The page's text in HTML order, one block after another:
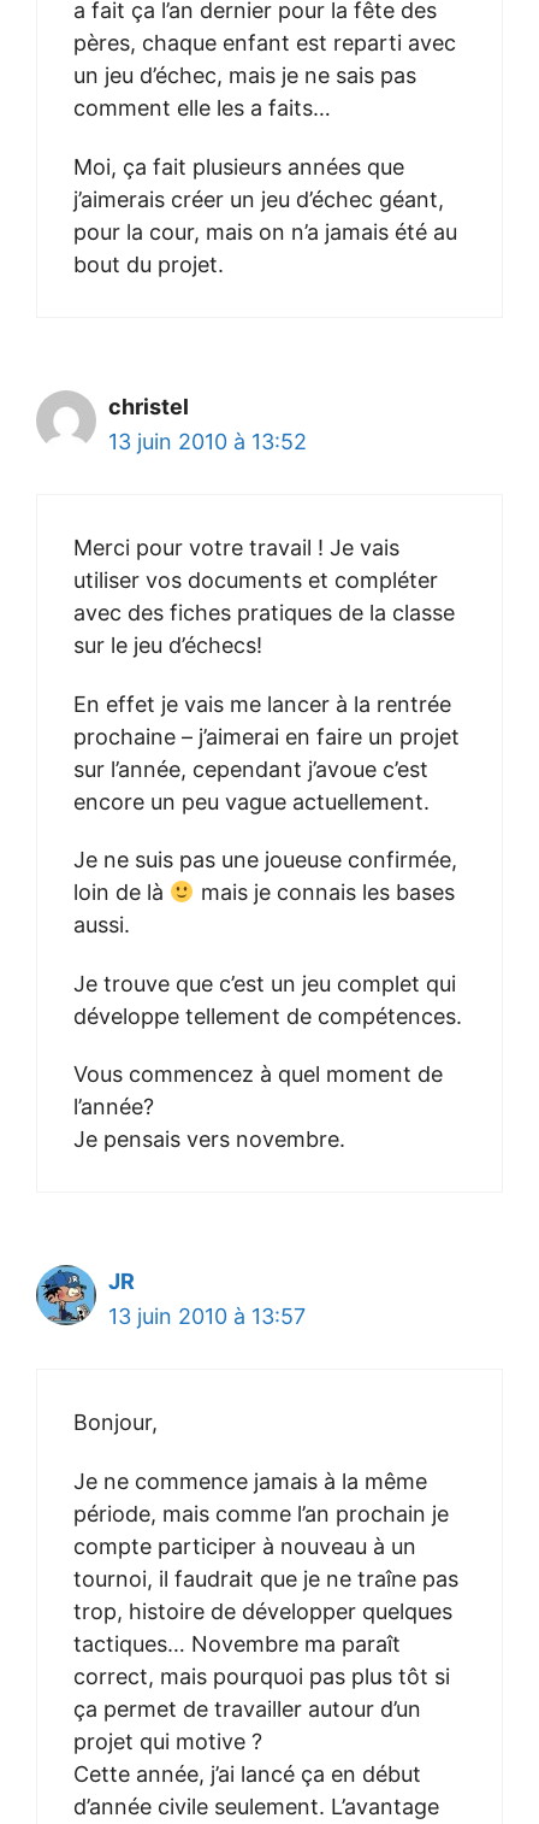
a fait ça l’an dernier pour la fête des
pères, chaque enfant est reparti avec
un jeu d’échec, mais je ne sais pas
comment elle les a faits…
Moi, ça fait plusieurs années que
j’aimerais créer un jeu d’échec géant,
pour la cour, mais on n’a jamais été au
bout du projet.
christel
13 juin 2010 à 13:52
Merci pour votre travail ! Je vais
utiliser vos documents et compléter
avec des fiches pratiques de la classe
sur le jeu d’échecs!
En effet je vais me lancer à la rentrée
prochaine – j’aimerai en faire un projet
sur l’année, cependant j’avoue c’est
encore un peu vague actuellement.
Je ne suis pas une joueuse confirmée,
loin de là
mais je connais les bases
aussi.
Je trouve que c’est un jeu complet qui
développe tellement de compétences.
Vous commencez à quel moment de
l’année?
Je pensais vers novembre.
JR
13 juin 2010 à 13:57
Bonjour,
Je ne commence jamais à la même
période, mais comme l’an prochain je
compte participer à nouveau à un
tournoi, il faudrait que je ne traîne pas
trop, histoire de développer quelques
tactiques… Novembre ma paraît
correct, mais pourquoi pas plus tôt si
ça permet de travailler autour d’un
projet qui motive ?
Cette année, j’ai lancé ça en début
d’année civile seulement. L’avantage